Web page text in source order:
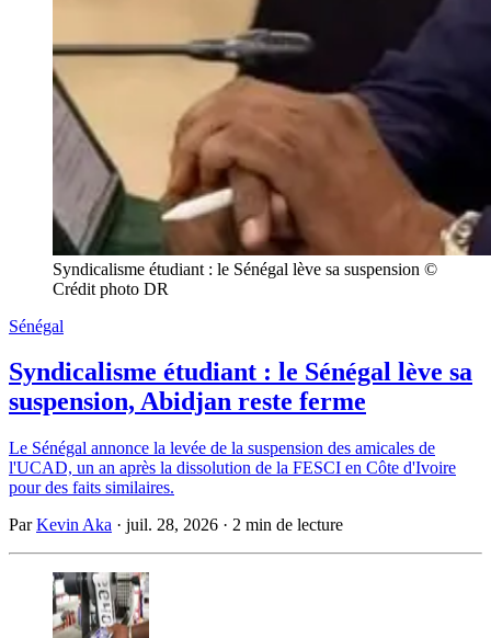
Syndicalisme étudiant : le Sénégal lève sa suspension ©
Crédit photo DR
Sénégal
Syndicalisme étudiant : le Sénégal lève sa
suspension, Abidjan reste ferme
Le Sénégal annonce la levée de la suspension des amicales de
l'UCAD, un an après la dissolution de la FESCI en Côte d'Ivoire
pour des faits similaires.
ParKevin Aka · juil. 28, 2026 · 2 min de lecture